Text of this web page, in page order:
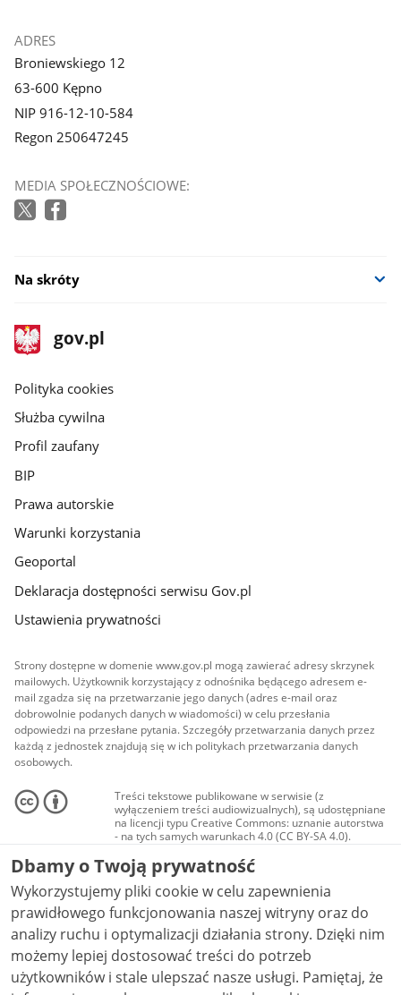
stopka
ADRES
Broniewskiego 12
63-600 Kępno
NIP 916-12-10-584
Regon 250647245
MEDIA SPOŁECZNOŚCIOWE:
Na skróty
stopka
gov.pl
Strona
gov.pl
gov.pl
Polityka cookies
Służba cywilna
Profil zaufany
BIP
Prawa autorskie
Warunki korzystania
Geoportal
Deklaracja dostępności serwisu Gov.pl
Ustawienia prywatności
Strony dostępne w domenie www.gov.pl mogą zawierać adresy skrzynek
mailowych. Użytkownik korzystający z odnośnika będącego adresem e-
mail zgadza się na przetwarzanie jego danych (adres e-mail oraz
dobrowolnie podanych danych w wiadomości) w celu przesłania
odpowiedzi na przesłane pytania. Szczegóły przetwarzania danych przez
każdą z jednostek znajdują się w ich politykach przetwarzania danych
osobowych.
Treści tekstowe publikowane w serwisie (z
wyłączeniem treści audiowizualnych), są udostępniane
na licencji typu Creative Commons: uznanie autorstwa
- na tych samych warunkach 4.0 (CC BY-SA 4.0).
Materiały audiowizualne, w tym zdjęcia, materiały
audio i wideo, są udostępniane na licencji typu
Creative Commons: uznanie autorstwa użycie
niekomercyjne - bez utworów zależnych 4.0 (CC BY-
NC-ND 4.0), o ile nie jest to stwierdzone inaczej.
Dbamy o Twoją prywatność
Wykorzystujemy pliki cookie w celu zapewnienia
prawidłowego funkcjonowania naszej witryny oraz do
analizy ruchu i optymalizacji działania strony. Dzięki nim
możemy lepiej dostosować treści do potrzeb
użytkowników i stale ulepszać nasze usługi. Pamiętaj, że